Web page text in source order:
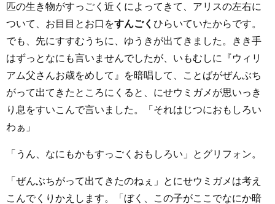
匹の生き物がすっごく近くによってきて、アリスの左右に
ついて、お目目とお口をすんごく ひらいていたからです。
でも、先にすすむうちに、ゆうきが出てきました。きき手
はずっとなにも言いませんでしたが、いもむしに『ウィリ
アム父さんお歳をめして』を暗唱して、ことばがぜんぶち
がって出てきたところにくると、にせウミガメが思いっき
り息をすいこんで言いました。「それはじつにおもしろい
わぁ」
「うん、なにもかもすっごくおもしろい」とグリフォン。
「ぜんぶちがって出てきたのねぇ」とにせウミガメは考え
こんでくりかえします。「ぼく、この子がここでなにか暗